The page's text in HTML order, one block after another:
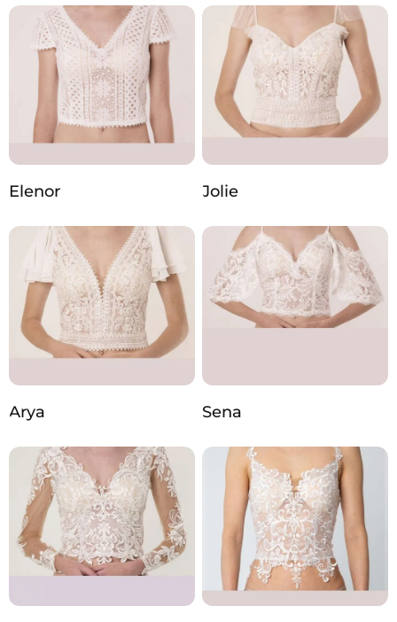
Elenor Jolie
Arya Sena